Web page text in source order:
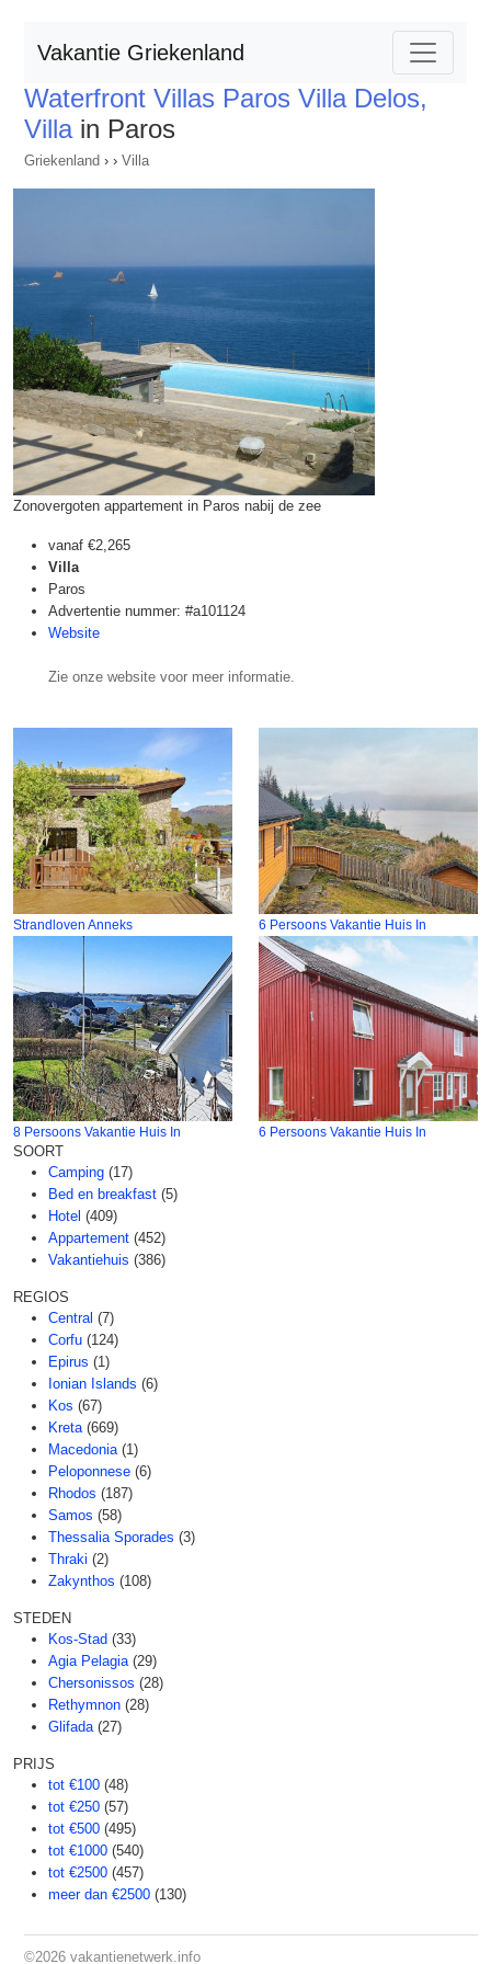
Vakantie Griekenland
Waterfront Villas Paros Villa Delos,
Villain Paros
Griekenland › › Villa
Zonovergoten appartement in Paros nabij de zee
vanaf €2,265
Villa
Paros
Advertentie nummer: #a101124
Website
Zie onze website voor meer informatie.
Strandloven Anneks 6 Persoons Vakantie Huis In
8 Persoons Vakantie Huis In 6 Persoons Vakantie Huis In
SOORT
Camping (17)
Bed en breakfast (5)
Hotel (409)
Appartement (452)
Vakantiehuis (386)
REGIOS
Central (7)
Corfu (124)
Epirus (1)
Ionian Islands (6)
Kos (67)
Kreta (669)
Macedonia (1)
Peloponnese (6)
Rhodos (187)
Samos (58)
Thessalia Sporades (3)
Thraki (2)
Zakynthos (108)
STEDEN
Kos-Stad (33)
Agia Pelagia (29)
Chersonissos (28)
Rethymnon (28)
Glifada (27)
PRIJS
tot €100 (48)
tot €250 (57)
tot €500 (495)
tot €1000 (540)
tot €2500 (457)
meer dan €2500 (130)
©2026 vakantienetwerk.info